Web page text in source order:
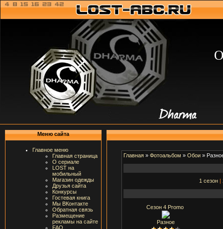
Меню сайта
Главное меню
Главная страница
О сериале
LOST на
мобильный
Магазин одежды
Друзья сайта
Конкурсы
Гостевая книга
Мы ВКонтакте
Обратная связь
Размещение
рекламы на сайте
FAQ
Главная » Фотоальбом » Обои »
1 сезон|
Сезон 4 Promo
Разное